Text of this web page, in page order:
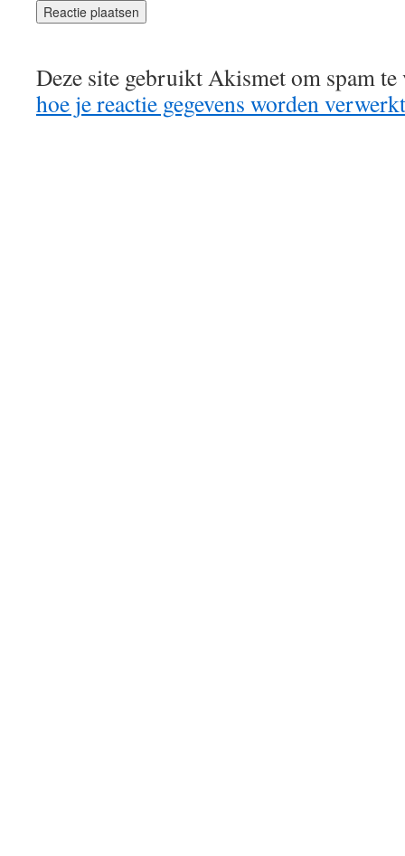
Deze site gebruikt Akismet om spam
hoe je reactie gegevens worden verwerkt